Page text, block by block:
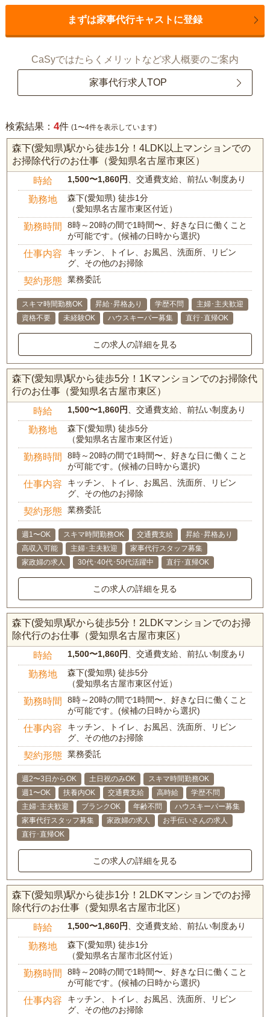
まずは家事代行キャストに登録
CaSyではたらくメリットなど求人概要のご案内
家事代行求人TOP
検索結果： 4件 (1〜4件を表示しています)
森下(愛知県)駅から徒歩1分！4LDK以上マンションでの
お掃除代行のお仕事（愛知県名古屋市東区）
時給 1,500〜1,860円 、交通費支給、前払い制度あり
勤務地
森下(愛知県) 徒歩1分
（愛知県名古屋市東区付近）
勤務時間
8時～20時の間で1時間〜、好きな日に働くこと
が可能です。(候補の日時から選択)
仕事内容
キッチン、トイレ、お風呂、洗面所、リビン
グ、その他のお掃除
契約形態 業務委託
スキマ時間勤務OK 昇給･昇格あり 学歴不問
主婦･主夫歓迎
資格不要
未経験OK ハウスキーパー募集 直行･直帰OK
この求人の詳細を見る
森下(愛知県)駅から徒歩5分！1Kマンションでのお掃除代
行のお仕事（愛知県名古屋市東区）
時給 1,500〜1,860円 、交通費支給、前払い制度あり
勤務地
森下(愛知県) 徒歩5分
（愛知県名古屋市東区付近）
勤務時間
8時～20時の間で1時間〜、好きな日に働くこと
が可能です。(候補の日時から選択)
仕事内容
キッチン、トイレ、お風呂、洗面所、リビン
グ、その他のお掃除
契約形態 業務委託
週1〜OK スキマ時間勤務OK 交通費支給
昇給･昇格あり
高収入可能
主婦･主夫歓迎
家事代行スタッフ募集
家政婦の求人
30代･40代･50代活躍中 直行･直帰OK
この求人の詳細を見る
森下(愛知県)駅から徒歩5分！2LDKマンションでのお掃
除代行のお仕事（愛知県名古屋市東区）
時給 1,500〜1,860円 、交通費支給、前払い制度あり
勤務地
森下(愛知県) 徒歩5分
（愛知県名古屋市東区付近）
勤務時間
8時～20時の間で1時間〜、好きな日に働くこと
が可能です。(候補の日時から選択)
仕事内容
キッチン、トイレ、お風呂、洗面所、リビン
グ、その他のお掃除
契約形態 業務委託
週2〜3日からOK 土日祝のみOK
スキマ時間勤務OK
週1〜OK
扶養内OK 交通費支給 高時給
学歴不問
主婦･主夫歓迎
ブランクOK 年齢不問
ハウスキーパー募集
家事代行スタッフ募集
家政婦の求人
お手伝いさんの求人
直行･直帰OK
この求人の詳細を見る
森下(愛知県)駅から徒歩1分！2LDKマンションでのお掃
除代行のお仕事（愛知県名古屋市北区）
時給 1,500〜1,860円 、交通費支給、前払い制度あり
勤務地
森下(愛知県) 徒歩1分
（愛知県名古屋市北区付近）
勤務時間
8時～20時の間で1時間〜、好きな日に働くこと
が可能です。(候補の日時から選択)
仕事内容
キッチン、トイレ、お風呂、洗面所、リビン
グ、その他のお掃除